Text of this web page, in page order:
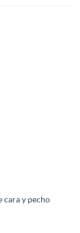
cara y pecho